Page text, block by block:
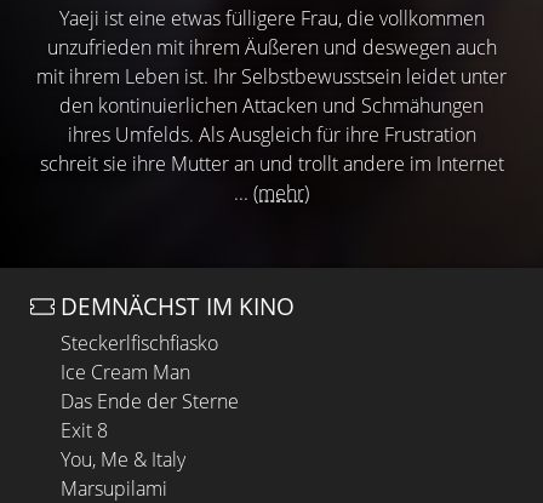
Yaeji ist eine etwas fülligere Frau, die vollkommen
unzufrieden mit ihrem Äußeren und deswegen auch
mit ihrem Leben ist. Ihr Selbstbewusstsein leidet unter
den kontinuierlichen Attacken und Schmähungen
ihres Umfelds. Als Ausgleich für ihre Frustration
schreit sie ihre Mutter an und trollt andere im Internet
... (mehr)
DEMNÄCHST IM KINO
Steckerlfischfiasko
Ice Cream Man
Das Ende der Sterne
Exit 8
You, Me & Italy
Marsupilami